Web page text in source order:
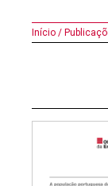
Início /